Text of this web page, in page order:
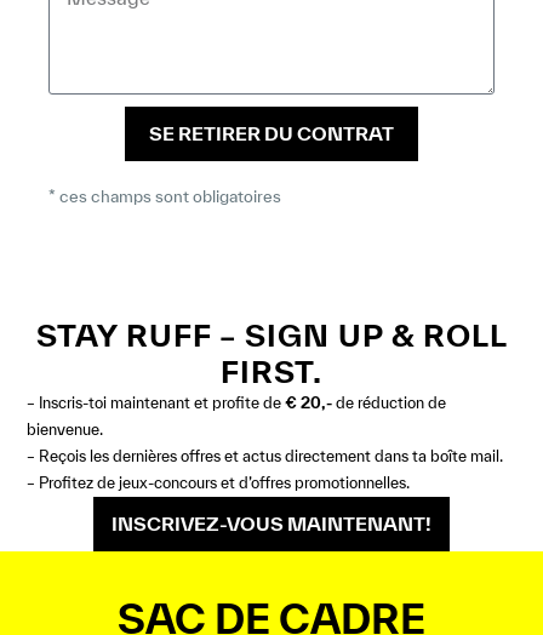
SE RETIRER DU CONTRAT
* ces champs sont obligatoires
STAY RUFF – SIGN UP & ROLL
FIRST.
– Inscris-toi maintenant et profite de€ 20,- de réduction de
bienvenue.
– Reçois les dernières offres et actus directement dans ta boîte mail.
– Profitez de jeux-concours et d’offres promotionnelles.
INSCRIVEZ-VOUS MAINTENANT!
SAC DE CADRE